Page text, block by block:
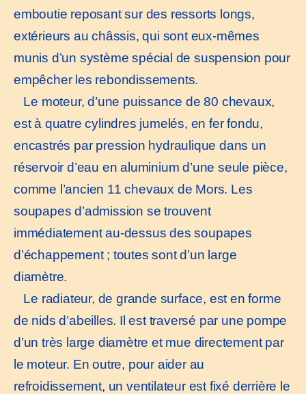
emboutie reposant sur des ressorts longs,
extérieurs au châssis, qui sont eux-mêmes
munis d’un système spécial de suspension pour
empêcher les rebondissements.
Le moteur, d’une puissance de 80 chevaux,
est à quatre cylindres jumelés, en fer fondu,
encastrés par pression hydraulique dans un
réservoir d’eau en aluminium d’une seule pièce,
comme l’ancien 11 chevaux de Mors. Les
soupapes d’admission se trouvent
immédiatement au-dessus des soupapes
d’échappement ; toutes sont d’un large
diamètre.
Le radiateur, de grande surface, est en forme
de nids d’abeilles. Il est traversé par une pompe
d’un très large diamètre et mue directement par
le moteur. En outre, pour aider au
refroidissement, un ventilateur est fixé derrière le